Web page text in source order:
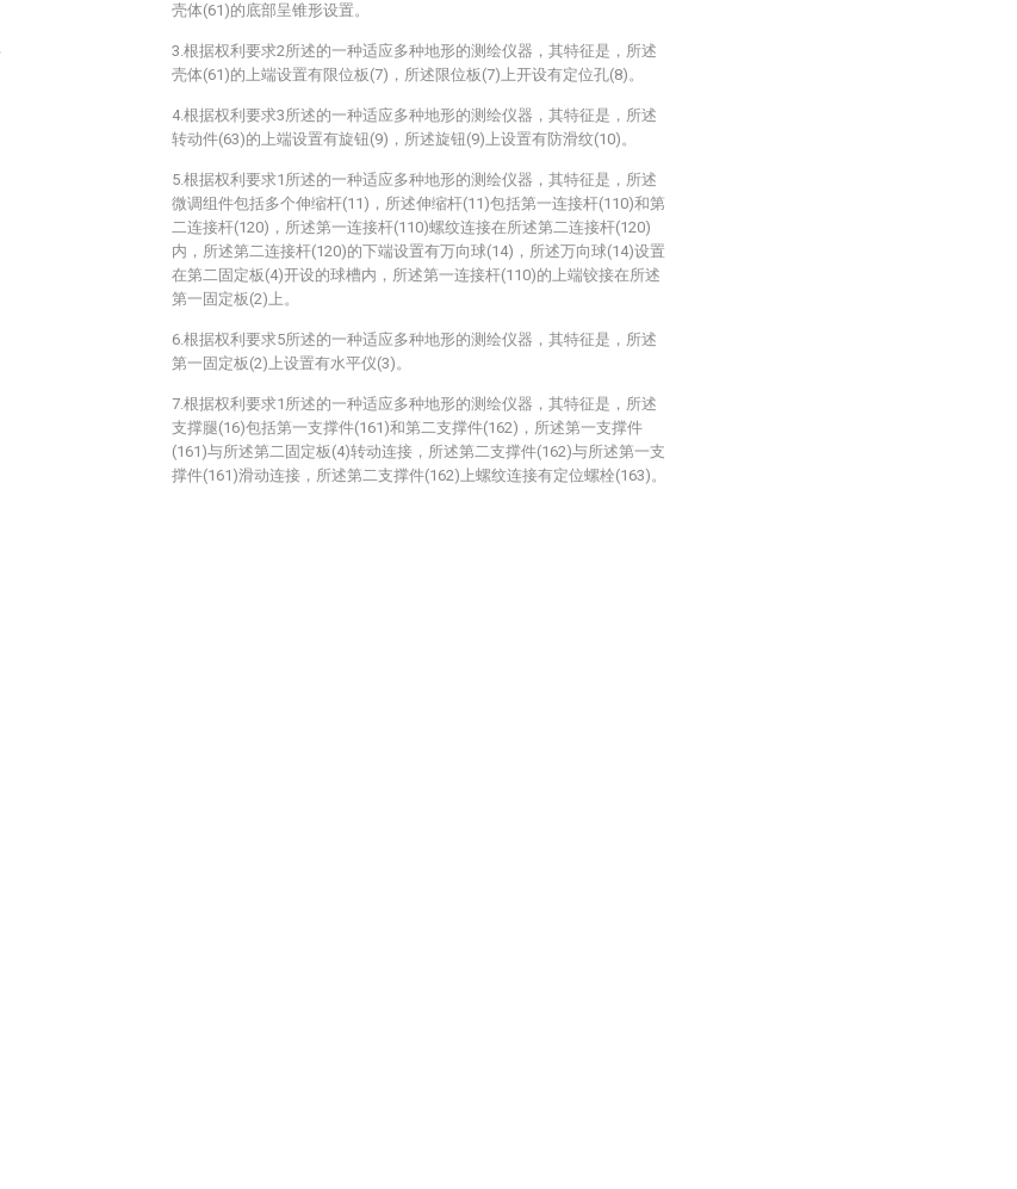
壳体(61)的底部呈锥形设置。
3.根据权利要求2所述的一种适应多种地形的测绘仪器，其特征是，所述
壳体(61)的上端设置有限位板(7)，所述限位板(7)上开设有定位孔(8)。
4.根据权利要求3所述的一种适应多种地形的测绘仪器，其特征是，所述
转动件(63)的上端设置有旋钮(9)，所述旋钮(9)上设置有防滑纹(10)。
5.根据权利要求1所述的一种适应多种地形的测绘仪器，其特征是，所述
微调组件包括多个伸缩杆(11)，所述伸缩杆(11)包括第一连接杆(110)和第
二连接杆(120)，所述第一连接杆(110)螺纹连接在所述第二连接杆(120)
内，所述第二连接杆(120)的下端设置有万向球(14)，所述万向球(14)设置
在第二固定板(4)开设的球槽内，所述第一连接杆(110)的上端铰接在所述
第一固定板(2)上。
6.根据权利要求5所述的一种适应多种地形的测绘仪器，其特征是，所述
第一固定板(2)上设置有水平仪(3)。
7.根据权利要求1所述的一种适应多种地形的测绘仪器，其特征是，所述
支撑腿(16)包括第一支撑件(161)和第二支撑件(162)，所述第一支撑件
(161)与所述第二固定板(4)转动连接，所述第二支撑件(162)与所述第一支
撑件(161)滑动连接，所述第二支撑件(162)上螺纹连接有定位螺栓(163)。